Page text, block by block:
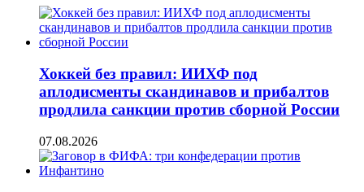
Хоккей без правил: ИИХФ под
аплодисменты скандинавов и прибалтов
продлила санкции против сборной России
07.08.2026